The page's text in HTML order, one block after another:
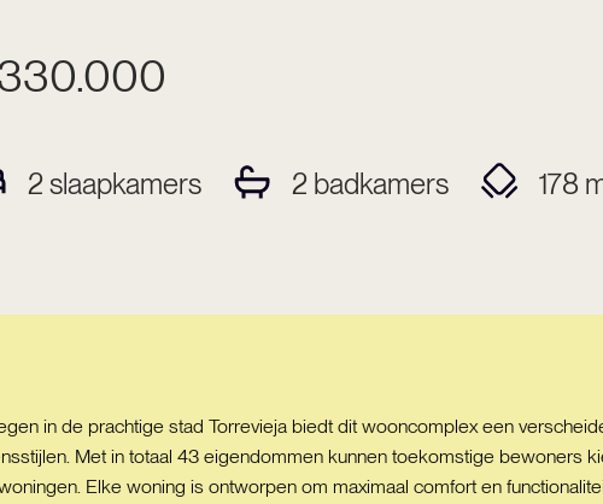
2 slaapkamers 2 badkamers 178
in de prachtige stad Torrevieja biedt dit wooncomplex een
Met in totaal 43 eigendommen kunnen toekomstige bewoners
Elke woning is ontworpen om maximaal comfort en